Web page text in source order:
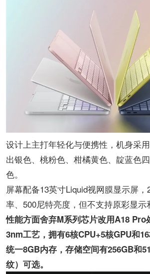
设计上主打年轻化与便携性，机身采
出银色、桃粉色、柑橘黄色、靛蓝色
色。
屏幕配备13英寸Liquid视网膜显示屏，
率、500尼特亮度，但不支持原彩显示
性能方面舍弃M系列芯片改用A18 Pro
3nm工艺，拥有6核CPU+5核GPU和
统一8GB内存，存储空间有256GB和
纹）可选。